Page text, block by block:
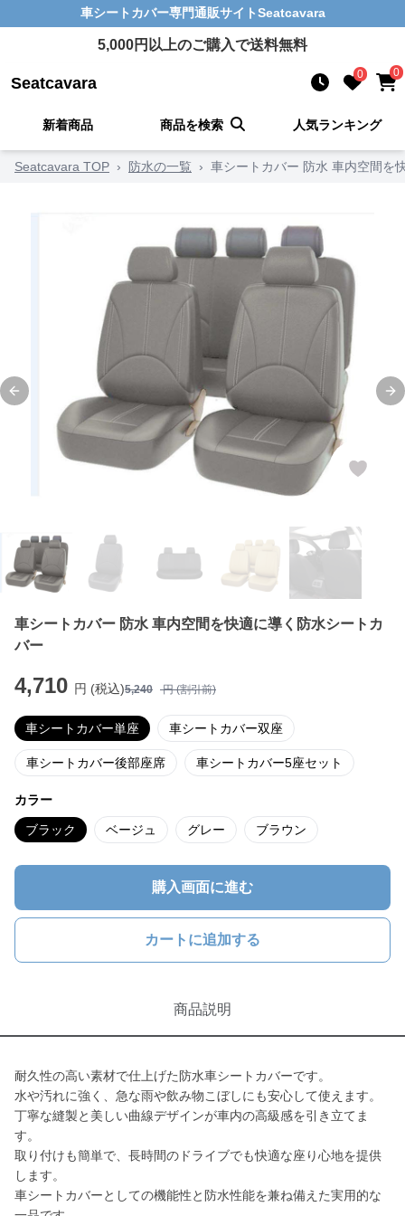
車シートカバー専門通販サイトSeatcavara
5,000円以上のご購入で送料無料
Seatcavara 0 0
新着商品 商品を検索 人気ランキング
Seatcavara TOP › 防水の一覧 › 車シートカバー 防水 車内空間を
Previous slide
車シートカバー 防水 車内空間を快適に導く防水シートカ
バー
4,710 円 (税込)5,240 円 (割引前)
車シートカバー単座 車シートカバー双座
車シートカバー後部座席 車シートカバー5座セット
カラー
ブラック ベージュ グレー ブラウン
購入画面に進む
カートに追加する
商品説明
耐久性の高い素材で仕上げた防水車シートカバーです。
水や汚れに強く、急な雨や飲み物こぼしにも安心して使えます。
丁寧な縫製と美しい曲線デザインが車内の高級感を引き立てま
す。
取り付けも簡単で、長時間のドライブでも快適な座り心地を提供
します。
車シートカバーとしての機能性と防水性能を兼ね備えた実用的な